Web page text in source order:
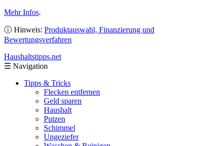
Mehr Infos.
ⓘ Hinweis: Produktauswahl, Finanzierung und
Bewertungsverfahren
Haushaltstipps.net
☰ Navigation
Tipps & Tricks
Flecken entfernen
Geld sparen
Haushalt
Putzen
Schimmel
Ungeziefer